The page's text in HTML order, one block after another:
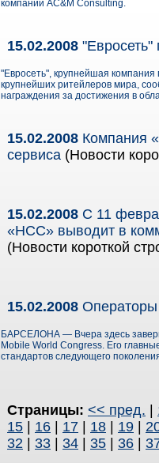
компании AC&M Consulting.
15.02.2008
"Евросеть", крупнейшая
крупнейших ритейлеров мира,
награждения за достижения в
15.02.2008 Компания
сервиса (Новости
15.02.2008 С 11
«НСС» выводит в
(Новости короткой
15.02.2008 Операторы
БАРСЕЛОНА — Вчера здесь
Mobile World Congress. Его
стандартов следующего
Страницы: << пред.
15
16 17 18 19
32
33 34 35 36